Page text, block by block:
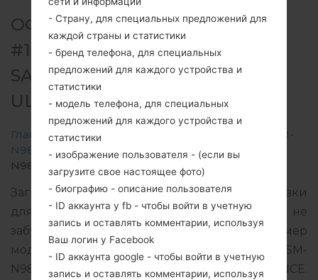
ОФИЦИАЛЬНАЯ ПРОШИВКА
#190930 ДЛЯ SM-N986B -
SAMSUNGGALAXY NOTE 20
ULTRA 5G
Главная →Galaxy Note 20 Ultra 5G
SamsungSM-
N986B
→SM-
N986B_1_20200910073016_kqqqzw9ddf_fac.zip
Загрузите последнее обновление прошивки
для Samsung Galaxy Note 20 Ultra 5G, но не
забудьте проверить, соответствует ли номер
модели вашего смартфона указанному SM-
N986B. Код прошивки BOG для FRANCE.
- Страну, для специальных предложений для
каждой страны и статистики
- бренд телефона, для специальных
предложений для каждого устройства и
статистики
- модель телефона, для специальных
предложений для каждого устройства и
статистики
- изображение пользователя - (если вы
загрузите свое настоящее фото)
- биографию - описание пользователя
- ID аккаунта у fb - чтобы войти в учетную
запись и оставлять комментарии, используя
Ваш логин у Facebook
- ID аккаунта google - чтобы войти в учетную
запись и оставлять комментарии, используя